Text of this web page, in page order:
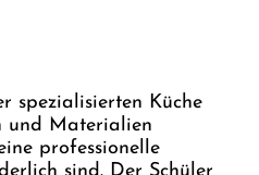
spezialisierten Küche
und Materialien
professionelle